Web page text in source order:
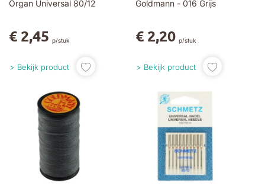
Organ Universal 80/12
€ 2,45 p/stuk
Bekijk product
Goldmann - 016 Grijs
€ 2,20 p/stuk
Bekijk product